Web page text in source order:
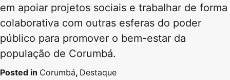
em apoiar projetos sociais e trabalhar de forma
colaborativa com outras esferas do poder
público para promover o bem-estar da
população de Corumbá.
Posted in Corumbá, Destaque